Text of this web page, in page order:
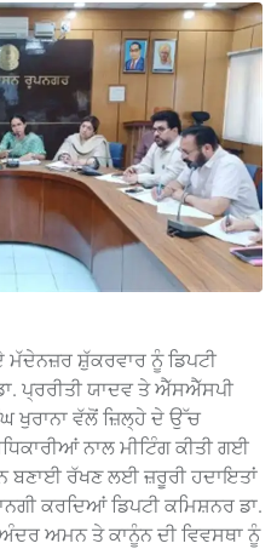
ਮੱਦੇਨਜ਼ਰ ਸ਼ੁੱਕਰਵਾਰ ਨੂੰ ਡਿਪਟੀ
ਪ੍ਰਰੀਤੀ ਯਾਦਵ ਤੇ ਐੱਸਐੱਸਪੀ
ਖੁਰਾਨਾ ਵੱਲੋਂ ਜ਼ਿਲ੍ਹੇ ਦੇ ਉੱਚ
ਨਾਲ ਮੀਟਿੰਗ ਕੀਤੀ ਗਈ
ਬਣਾਈ ਰੱਖਣ ਲਈ ਜ਼ਰੂਰੀ ਹਦਾਇਤਾਂ
ਕਰਦਿਆਂ ਡਿਪਟੀ ਕਮਿਸ਼ਨਰ ਡਾ.
ਅੰਦਰ ਅਮਨ ਤੇ ਕਾਨੂੰਨ ਦੀ ਵਿਵਸਥਾ ਨੂੰ